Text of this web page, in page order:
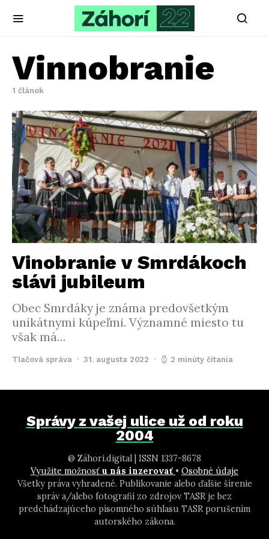
Vinnobranie
1 článok
Vinobranie v Smrdákoch
slávi jubileum
Obec Smrdáky je známa predovšetkým
unikátnymi kúpeľmi. Významné miesto tu
však má…
Tlačová správa 31. augusta 2022 2 minúty čítania
Správy z vašej ulice už od roku
2004
@ Záhori.digital | ISSN 1337-8678
Využite možnosť u nás inzerovať • Osobné údaje
Všetky práva vyhradené. Publikovanie alebo ďalšie šírenie
správ a/alebo fotografií zo zdrojov TASR je bez
predchádzajúceho písomného súhlasu TASR porušením
autorského zákona.